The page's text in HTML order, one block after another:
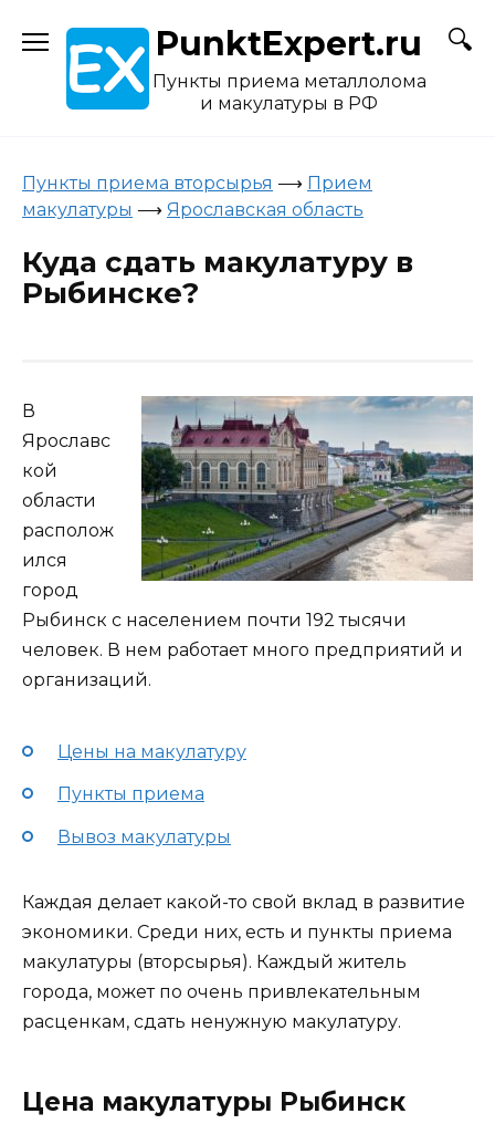
content
PunktExpert.ru
Пункты приема металлолома
и макулатуры в РФ
Пункты приема вторсырья ⟶ Прием
макулатуры ⟶ Ярославская область
Куда сдать макулатуру в
Рыбинске?
В
Ярославс
кой
области
располож
ился
город
Рыбинск с населением почти 192 тысячи
человек. В нем работает много предприятий и
организаций.
Цены на макулатуру
Пункты приема
Вывоз макулатуры
Каждая делает какой-то свой вклад в развитие
экономики. Среди них, есть и пункты приема
макулатуры (вторсырья). Каждый житель
города, может по очень привлекательным
расценкам, сдать ненужную макулатуру.
Цена макулатуры Рыбинск